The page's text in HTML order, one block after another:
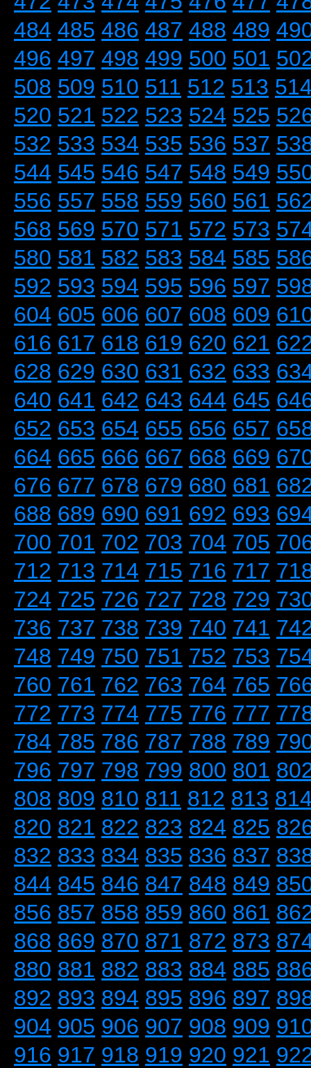
484 485 486 487 488 489
496 497 498 499 500 501
508 509 510 511 512 513
520 521 522 523 524 525
532 533 534 535 536 537
544 545 546 547 548 549
556 557 558 559 560 561
568 569 570 571 572 573
580 581 582 583 584 585
592 593 594 595 596 597
604 605 606 607 608 609
616 617 618 619 620 621
628 629 630 631 632 633
640 641 642 643 644 645
652 653 654 655 656 657
664 665 666 667 668 669
676 677 678 679 680 681
688 689 690 691 692 693
700 701 702 703 704 705
712 713 714 715 716 717
724 725 726 727 728 729
736 737 738 739 740 741
748 749 750 751 752 753
760 761 762 763 764 765
772 773 774 775 776 777
784 785 786 787 788 789
796 797 798 799 800 801
808 809 810 811 812 813
820 821 822 823 824 825
832 833 834 835 836 837
844 845 846 847 848 849
856 857 858 859 860 861
868 869 870 871 872 873
880 881 882 883 884 885
892 893 894 895 896 897
904 905 906 907 908 909
916 917 918 919 920 921